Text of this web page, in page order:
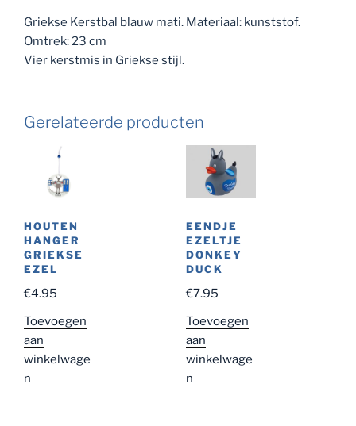
Griekse Kerstbal blauw mati. Materiaal: kunststof.
Omtrek: 23 cm
Vier kerstmis in Griekse stijl.
Gerelateerde producten
HOUTEN
HANGER
GRIEKSE
EZEL
€4.95
Toevoegen
aan
winkelwage
n
EENDJE
EZELTJE
DONKEY
DUCK
€7.95
Toevoegen
aan
winkelwage
n